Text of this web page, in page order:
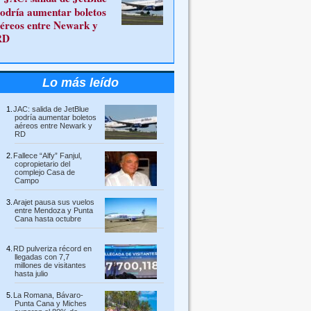
aumentar boletos
entre Newark y
Lo más leído
JAC: salida de JetBlue
podría aumentar boletos
aéreos entre Newark y
RD
Fallece “Alfy” Fanjul,
copropietario del
complejo Casa de
Campo
Arajet pausa sus vuelos
entre Mendoza y Punta
Cana hasta octubre
RD pulveriza récord en
llegadas con 7,7
millones de visitantes
hasta julio
La Romana, Bávaro-
Punta Cana y Miches